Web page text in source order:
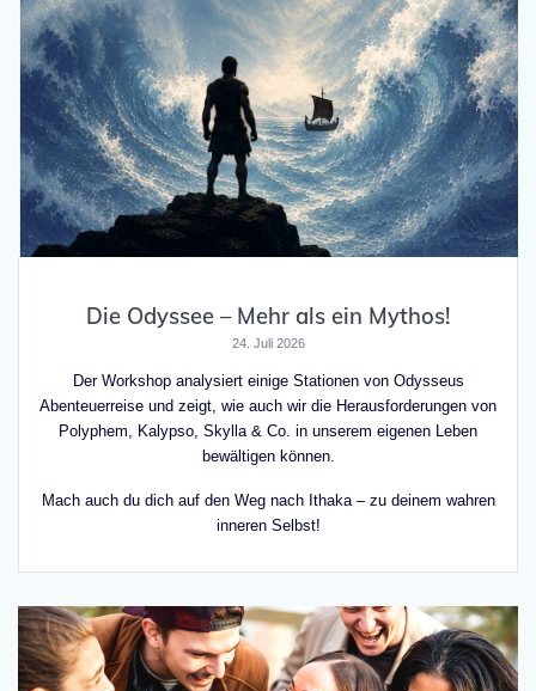
Die Odyssee – Mehr als ein Mythos!
24. Juli 2026
Der Workshop analysiert einige Stationen von Odysseus
Abenteuerreise und zeigt, wie auch wir die Herausforderungen von
Polyphem, Kalypso, Skylla & Co. in unserem eigenen Leben
bewältigen können.
Mach auch du dich auf den Weg nach Ithaka – zu deinem wahren
inneren Selbst!